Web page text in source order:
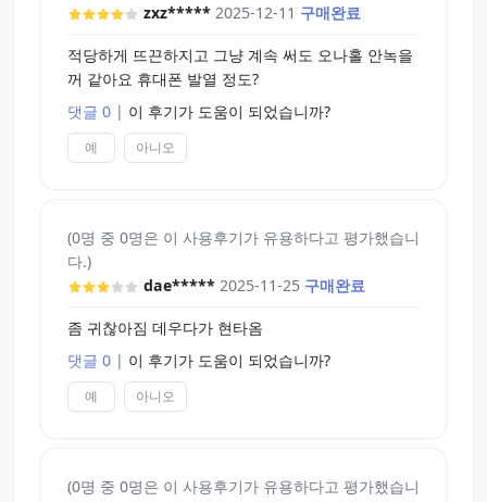
zxz***** 2025-12-11 구매완료
적당하게 뜨끈하지고 그냥 계속 써도 오나홀 안녹을
꺼 같아요 휴대폰 발열 정도?
댓글 0 | 이 후기가 도움이 되었습니까?
예 아니오
(0명 중 0명은 이 사용후기가 유용하다고 평가했습니
다.)
dae***** 2025-11-25 구매완료
좀 귀찮아짐 데우다가 현타옴
댓글 0 | 이 후기가 도움이 되었습니까?
예 아니오
(0명 중 0명은 이 사용후기가 유용하다고 평가했습니